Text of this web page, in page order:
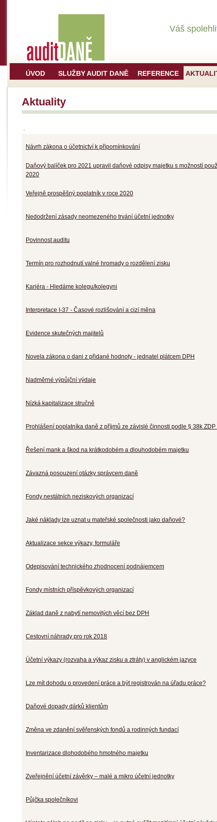
Váš
ÚVOD SLUŽBY AUDIT DANĚ REFERENCE
Aktuality
.
Návrh zákona o účetnictví k připomínkování
Daňový balíček pro 2021 upravil daňové odpisy majetku s možností
2020
Veřejně prospěšný poplatník v roce 2020
Nedodržení zásady neomezeného trvání účetní jednotky
Povinnost auditu
Termín pro rozhodnutí valné hromady o rozdělení zisku
Kariéra - Hledáme kolegu/kolegyni
Interpretace I-37 - Časové rozlišování a cizí měna
Evidence skutečných majitelů
Novela zákona o dani z přidané hodnoty - jednatel plátcem DPH
Nadměrné výpůjční výdaje
Nízká kapitalizace stručně
Prohlášení poplatníka daně z příjmů ze závislé činnosti podle § 38k ZDP
Řešení mank a škod na krátkodobém a dlouhodobém majetku
Závazná posouzení otázky správcem daně
Fondy nestátních neziskových organizací
Jaké náklady lze uznat u mateřské společnosti jako daňové?
Aktualizace sekce výkazy, formuláře
Odepisování technického zhodnocení podnájemcem
Fondy místních příspěvkových organizací
Základ daně z nabytí nemovitých věcí bez DPH
Cestovní náhrady pro rok 2018
Účetní výkazy (rozvaha a výkaz zisku a ztráty) v anglickém jazyce
Lze mít dohodu o provedení práce a být registrován na úřadu práce?
Daňové dopady dárků klientům
Změna ve zdanění svěřenských fondů a rodinných fundací
Inventarizace dlohodobého hmotného majetku
Zveřejnění účetní závěrky – malé a mikro účetní jednotky
Půjčka společníkovi